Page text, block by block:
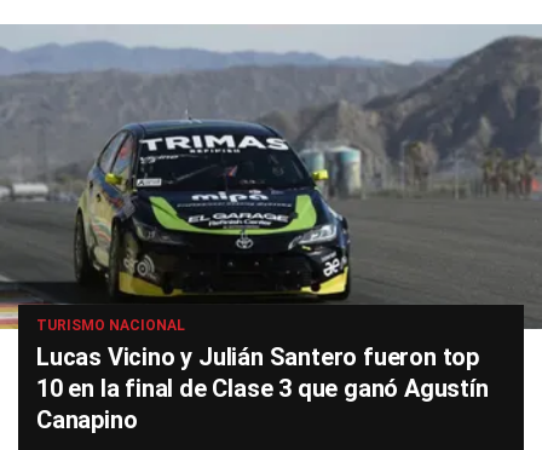
TURISMO NACIONAL
Lucas Vicino y Julián Santero fueron top
10 en la final de Clase 3 que ganó Agustín
Canapino